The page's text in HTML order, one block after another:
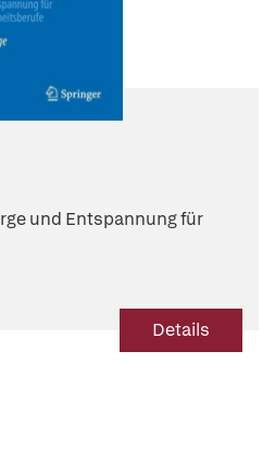
und Entspannung für
Details